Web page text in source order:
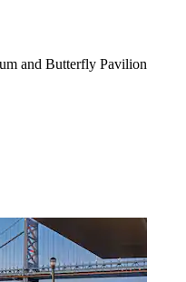
and Butterfly Pavilion